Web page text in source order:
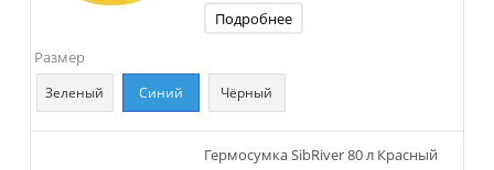
Подробнее
Размер
Зеленый Синий Чёрный
Гермосумка SibRiver 80 л Красный